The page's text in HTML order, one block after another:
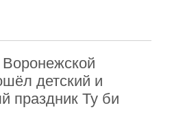
детский и
праздник Ту би